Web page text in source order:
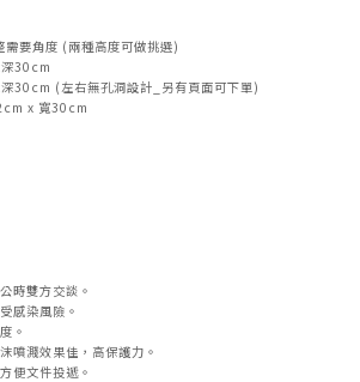
需要角度 (兩種高度可做挑選)
30cm
30cm (左右無孔洞設計_另有頁面可下單)
x 寬30cm
時雙方交談。
感染風險。
。
噴濺效果佳，高保護力。
便文件投遞。